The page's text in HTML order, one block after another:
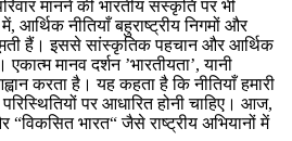
मानने की भारतीय संस्कृति पर भी
आर्थिक नीतियाँ बहुराष्ट्रीय निगमों और
घूमती हैं। इससे सांस्कृतिक पहचान और आर्थिक
मानव दर्शन ’भारतीयता’, यानी
करता है। यह कहता है कि नीतियाँ हमारी
पर आधारित होनी चाहिए। आज,
“विकसित भारत“ जैसे राष्ट्रीय अभियानों में